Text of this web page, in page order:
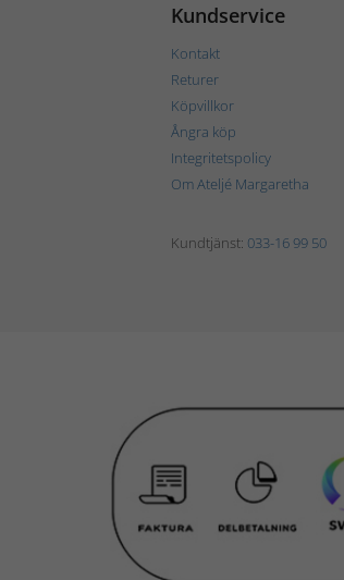
Kundservice
Kontakt
Returer
Köpvillkor
Ångra köp
Integritetspolicy
Om Ateljé Margaretha
Kundtjänst: 033-16 99 50